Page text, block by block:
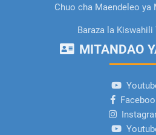
Chuo cha Maendeleo ya
Baraza la Kiswahili
MITANDAO